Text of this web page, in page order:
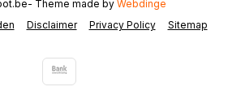
Disclaimer Privacy Policy Sitemap
- Theme made by Webdinge